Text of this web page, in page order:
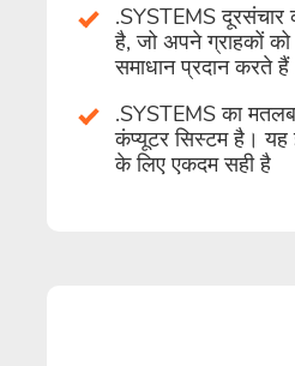
.SYSTEMS दूरसंचार
है, जो अपने ग्राहकों को
समाधान प्रदान करते
.SYSTEMS का
कंप्यूटर सिस्टम है। यह
के लिए एकदम सही है